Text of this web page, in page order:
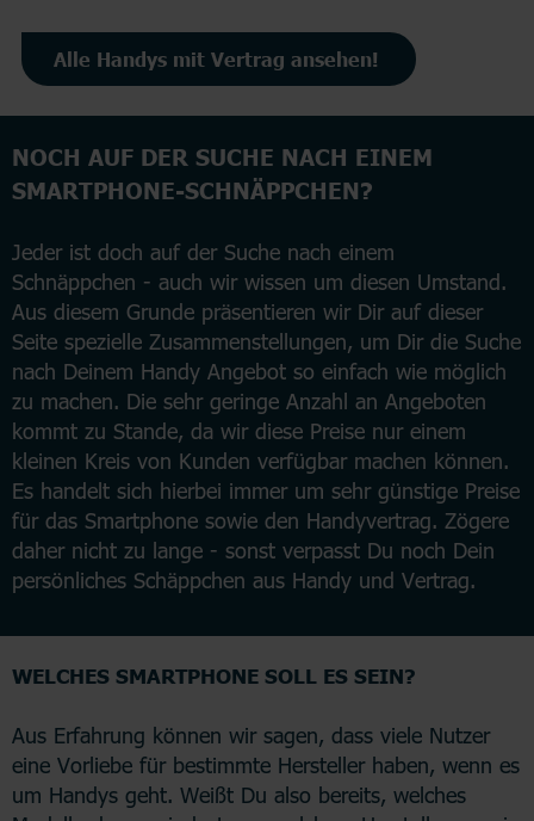
Alle Handys mit Vertrag ansehen!
NOCH AUF DER SUCHE NACH EINEM
SMARTPHONE-SCHNÄPPCHEN?
Jeder ist doch auf der Suche nach einem
Schnäppchen - auch wir wissen um diesen Umstand.
Aus diesem Grunde präsentieren wir Dir auf dieser
Seite spezielle Zusammenstellungen, um Dir die Suche
nach Deinem Handy Angebot so einfach wie möglich
zu machen. Die sehr geringe Anzahl an Angeboten
kommt zu Stande, da wir diese Preise nur einem
kleinen Kreis von Kunden verfügbar machen können.
Es handelt sich hierbei immer um sehr günstige Preise
für das Smartphone sowie den Handyvertrag. Zögere
daher nicht zu lange - sonst verpasst Du noch Dein
persönliches Schäppchen aus Handy und Vertrag.
WELCHES SMARTPHONE SOLL ES SEIN?
Aus Erfahrung können wir sagen, dass viele Nutzer
eine Vorliebe für bestimmte Hersteller haben, wenn es
um Handys geht. Weißt Du also bereits, welches